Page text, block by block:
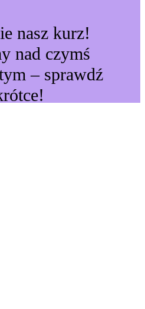
nasz kurz!
nad czymś
– sprawdź